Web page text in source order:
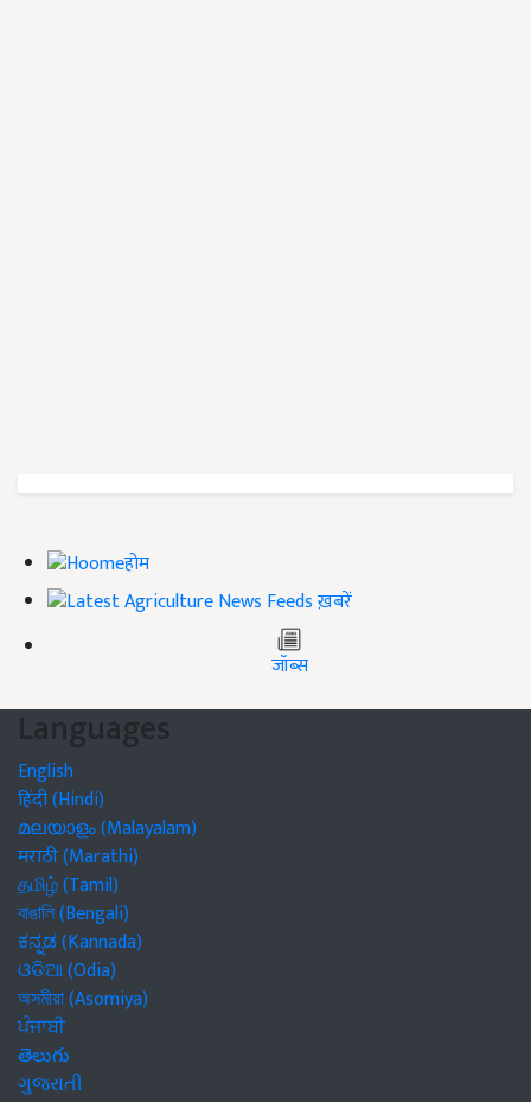
होम
ख़बरें
जॉब्स
Languages
English
हिंदी (Hindi)
മലയാളം (Malayalam)
मराठी (Marathi)
தமிழ் (Tamil)
বাঙালি (Bengali)
ಕನ್ನಡ (Kannada)
ଓଡିଆ (Odia)
অসমীয়া (Asomiya)
ਪੰਜਾਬੀ
తెలుగు
ગુજરાતી